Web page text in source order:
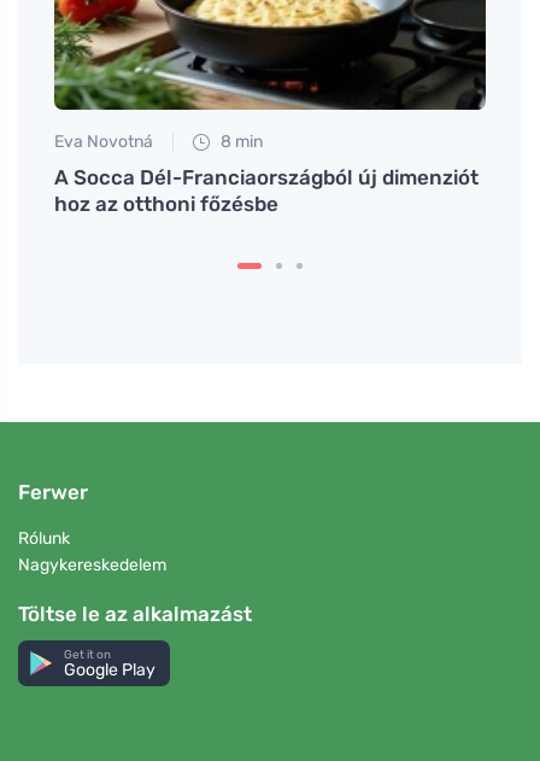
Eva Novotná 8 min
A Socca Dél-Franciaországból új dimenziót
hoz az otthoni főzésbe
Ferwer
Rólunk
Nagykereskedelem
Töltse le az alkalmazást
Get it on
Google Play